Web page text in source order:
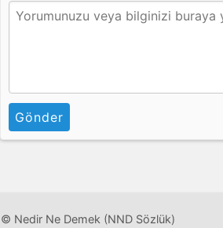
Gönder
© Nedir Ne Demek (NND Sözlük)